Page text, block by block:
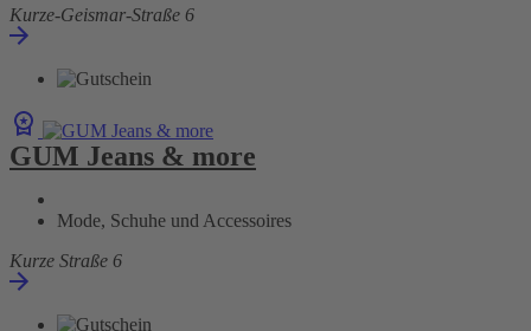
Kurze-Geismar-Straße 6
GUM Jeans & more
Mode, Schuhe und Accessoires
Kurze Straße 6